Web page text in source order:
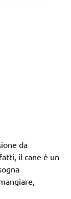
da
il cane è un